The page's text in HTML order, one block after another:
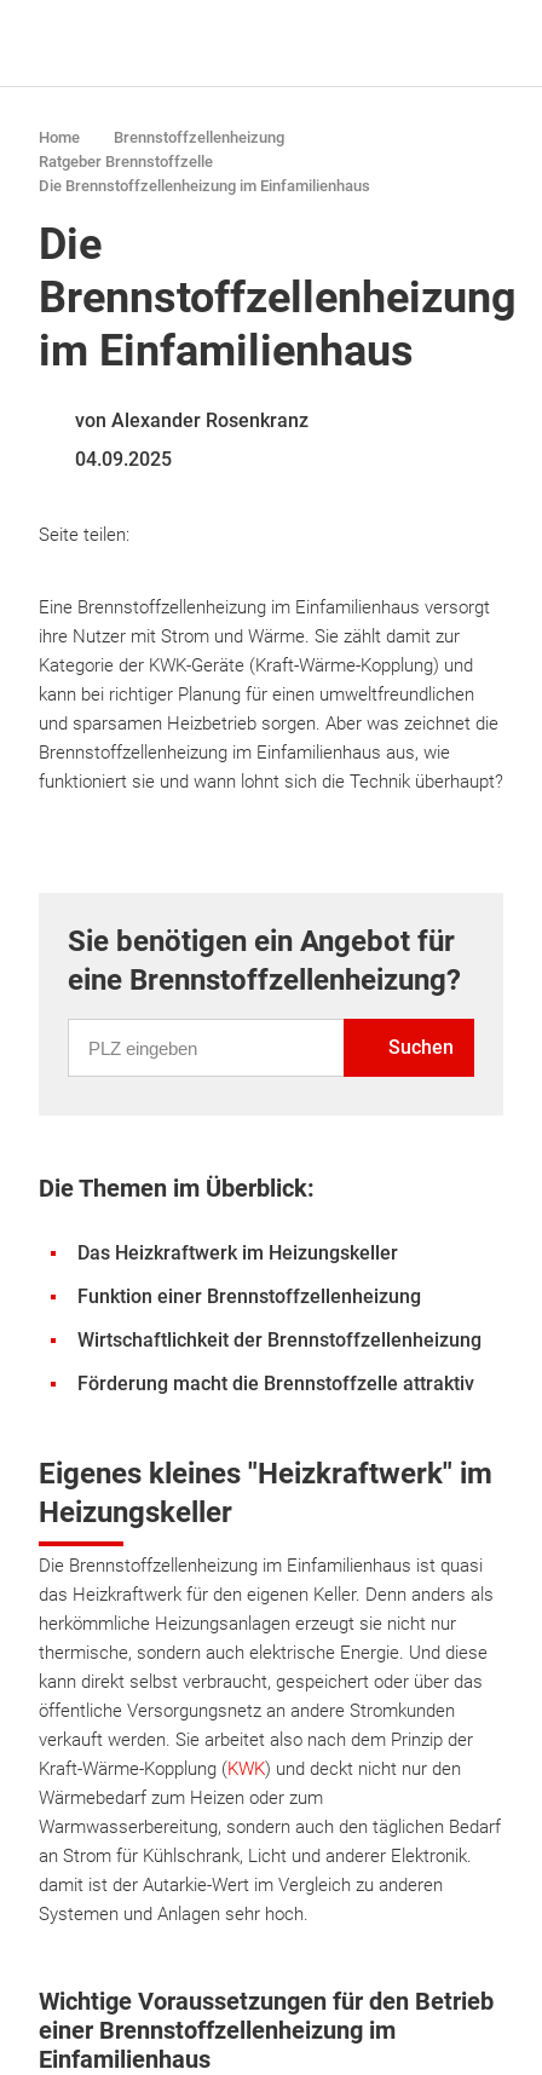
Home
Brennstoffzellenheizung
Ratgeber Brennstoffzelle
Die Brennstoffzellenheizung im Einfamilienhaus
Die
Brennstoffzellenheizung
im Einfamilienhaus
von Alexander Rosenkranz
04.09.2025
Seite teilen:
Eine Brennstoffzellenheizung im Einfamilienhaus versorgt
ihre Nutzer mit Strom und Wärme. Sie zählt damit zur
Kategorie der KWK-Geräte (Kraft-Wärme-Kopplung) und
kann bei richtiger Planung für einen umweltfreundlichen
und sparsamen Heizbetrieb sorgen. Aber was zeichnet die
Brennstoffzellenheizung im Einfamilienhaus aus, wie
funktioniert sie und wann lohnt sich die Technik überhaupt?
Sie benötigen ein Angebot für
eine Brennstoffzellenheizung?
Suchen
Die Themen im Überblick:
Das Heizkraftwerk im Heizungskeller
Funktion einer Brennstoffzellenheizung
Wirtschaftlichkeit der Brennstoffzellenheizung
Förderung macht die Brennstoffzelle attraktiv
Eigenes kleines "Heizkraftwerk" im
Heizungskeller
Die Brennstoffzellenheizung im Einfamilienhaus ist quasi
das Heizkraftwerk für den eigenen Keller. Denn anders als
herkömmliche Heizungsanlagen erzeugt sie nicht nur
thermische, sondern auch elektrische Energie. Und diese
kann direkt selbst verbraucht, gespeichert oder über das
öffentliche Versorgungsnetz an andere Stromkunden
verkauft werden. Sie arbeitet also nach dem Prinzip der
Kraft-Wärme-Kopplung (KWK) und deckt nicht nur den
Wärmebedarf zum Heizen oder zum
Warmwasserbereitung, sondern auch den täglichen Bedarf
an Strom für Kühlschrank, Licht und anderer Elektronik.
damit ist der Autarkie-Wert im Vergleich zu anderen
Systemen und Anlagen sehr hoch.
Wichtige Voraussetzungen für den Betrieb
einer Brennstoffzellenheizung im
Einfamilienhaus